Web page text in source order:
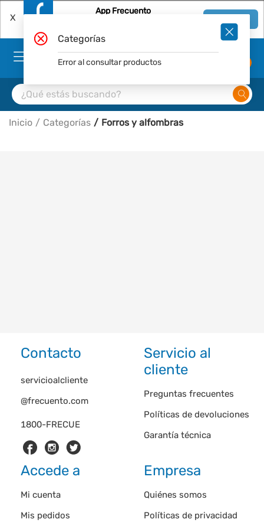
X
App Frecuento
Inicio Categorías Forros y alfombras
Contacto
1800-FRECUE
servicioalcliente
@frecuento.com
Servicio al
cliente
Preguntas frecuentes
Políticas de devoluciones
Garantía técnica
Accede a
Mi cuenta
Mis pedidos
Empresa
Quiénes somos
Políticas de privacidad
Categorías
Error al consultar productos